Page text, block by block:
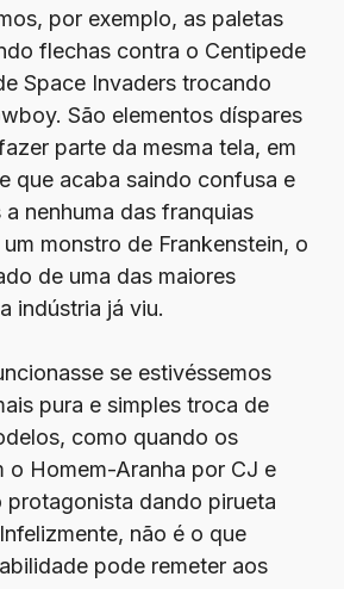
por exemplo, as paletas
flechas contra o Centipede
Space Invaders trocando
São elementos díspares
parte da mesma tela, em
que acaba saindo confusa e
nenhuma das franquias
monstro de Frankenstein, o
de uma das maiores
indústria já viu.
se estivéssemos
pura e simples troca de
como quando os
o Homem-Aranha por CJ e
dando pirueta
não é o que
pode remeter aos